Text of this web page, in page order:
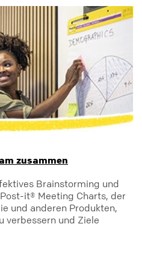
zusammen
Brainstorming und
it® Meeting Charts, der
und anderen Produkten,
verbessern und Ziele